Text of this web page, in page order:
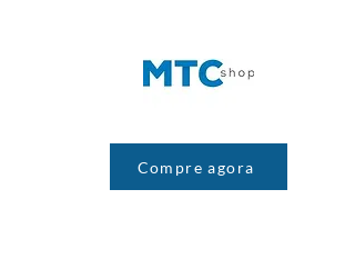
Compre agora